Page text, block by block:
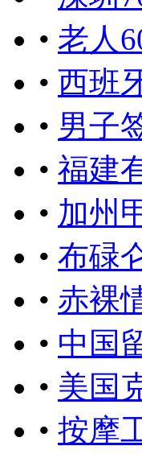
• 老人
• 西班
• 男子
• 福建
• 加州
• 布碌
• 赤裸
• 中国
• 美国
• 按摩